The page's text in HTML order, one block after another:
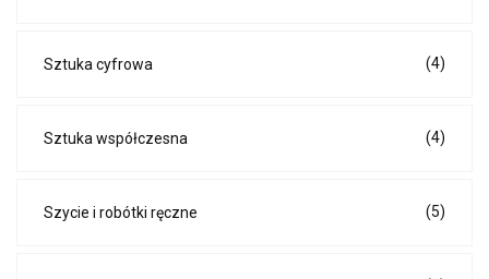
Sztuka cyfrowa (4)
Sztuka współczesna (4)
Szycie i robótki ręczne (5)